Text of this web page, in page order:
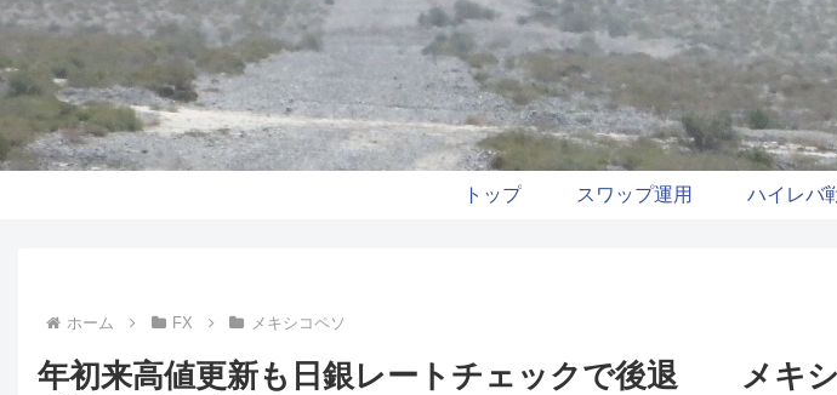
トップ スワップ運用 ハイレバ
ホーム FX メキシコペソ
年初来高値更新も日銀レートチェックで後退 メキ